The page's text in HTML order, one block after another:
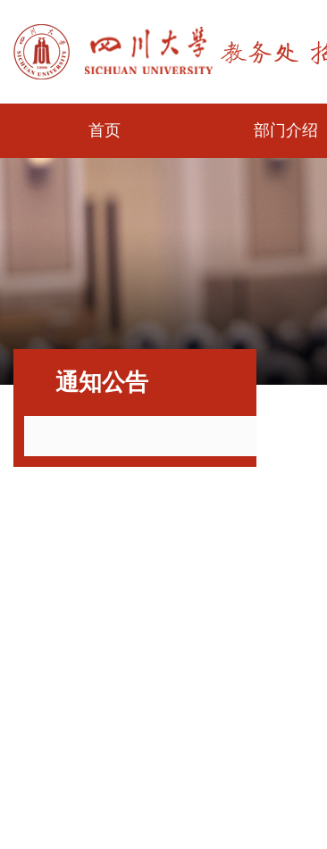
首页 部门介绍
通知公告